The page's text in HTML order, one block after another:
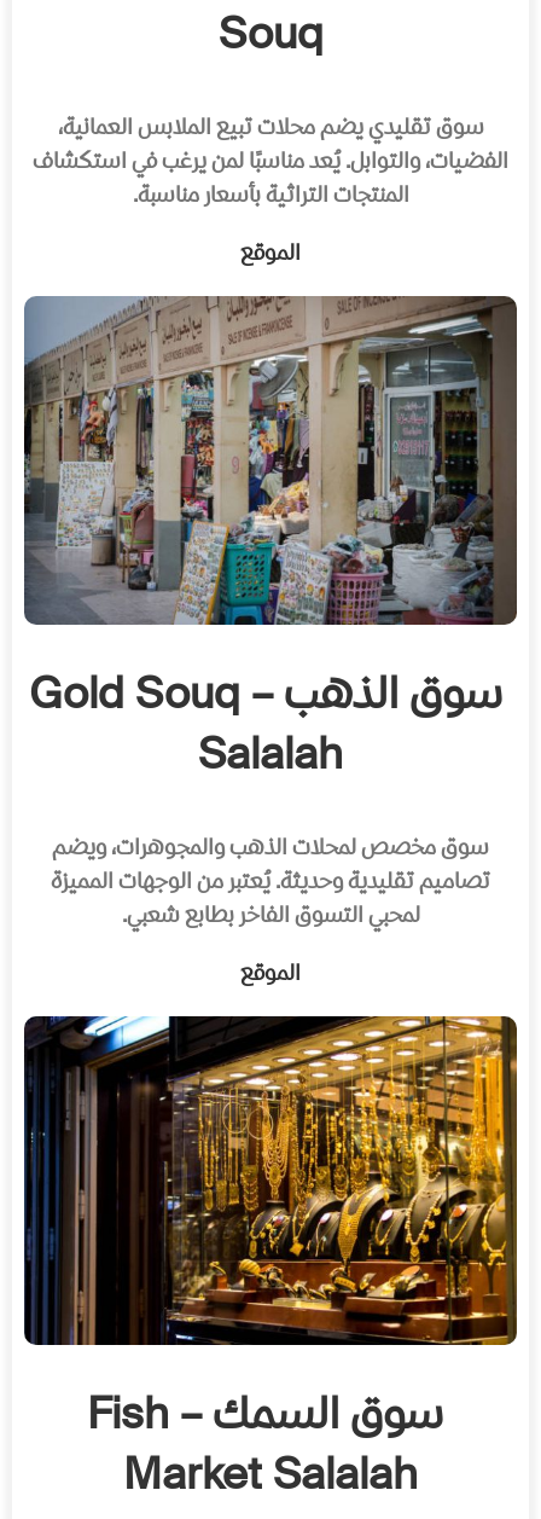
Souq
سوق تقليدي يضم محلات تبيع الملابس العمانية،
الفضيات، والتوابل. يُعد مناسبًا لمن يرغب في استكشاف
المنتجات التراثية بأسعار مناسبة.
الموقع
سوق الذهب – Gold Souq
Salalah
سوق مخصص لمحلات الذهب والمجوهرات، ويضم
تصاميم تقليدية وحديثة. يُعتبر من الوجهات المميزة
لمحبي التسوق الفاخر بطابع شعبي.
الموقع
سوق السمك – Fish
Market Salalah